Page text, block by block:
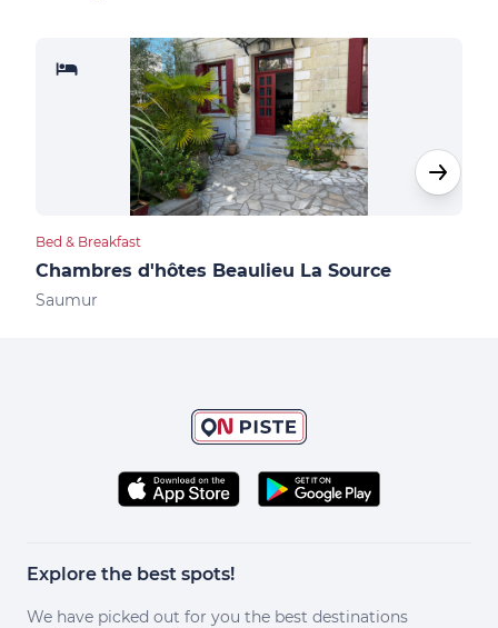
Bed & Breakfast
Chambres d'hôtes Beaulieu La Source
Saumur
Explore the best spots!
We have picked out for you the best destinations